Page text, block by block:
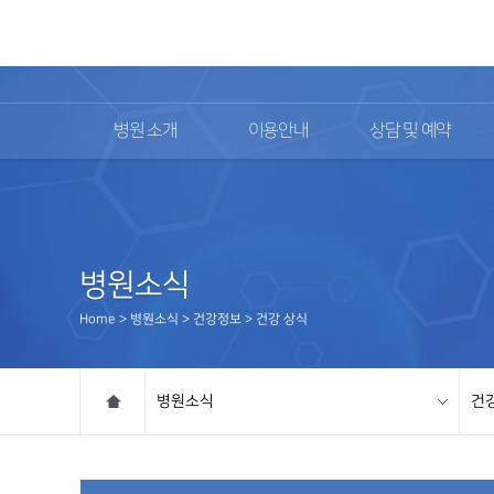
병원 소개 이용안내 상담 및 예약
병원소식
Home > 병원소식 > 건강정보 > 건강 상식
병원소식 건